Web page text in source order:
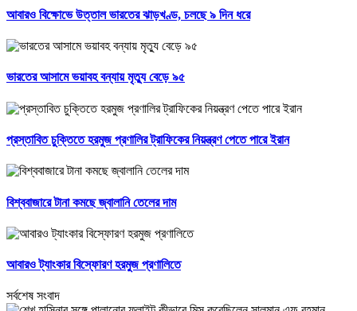
আবারও বিক্ষোভে উত্তাল ভারতের ঝাড়খণ্ড, চলছে ৯ দিন ধরে
ভারতের আসামে ভয়াবহ বন্যায় মৃত্যু বেড়ে ৯৫
প্রস্তাবিত চুক্তিতে হরমুজ প্রণালির ট্রাফিকের নিয়ন্ত্রণ পেতে পারে ইরান
বিশ্ববাজারে টানা কমছে জ্বালানি তেলের দাম
আবারও ট্যাংকার বিস্ফোরণ হরমুজ প্রণালিতে
সর্বশেষ সংবাদ